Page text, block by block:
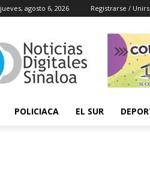
jueves, agosto 6, 2026 Registrarse /
POLICIACA EL SUR